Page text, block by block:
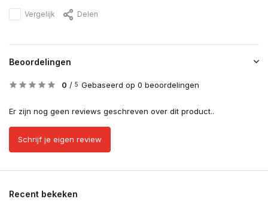
Vergelijk Delen
Beoordelingen
0 / 5 Gebaseerd op 0 beoordelingen
Er zijn nog geen reviews geschreven over dit product..
Schrijf je eigen review
Recent bekeken